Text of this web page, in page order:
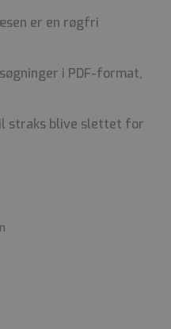
er en røgfri
i PDF-format,
straks blive slettet for